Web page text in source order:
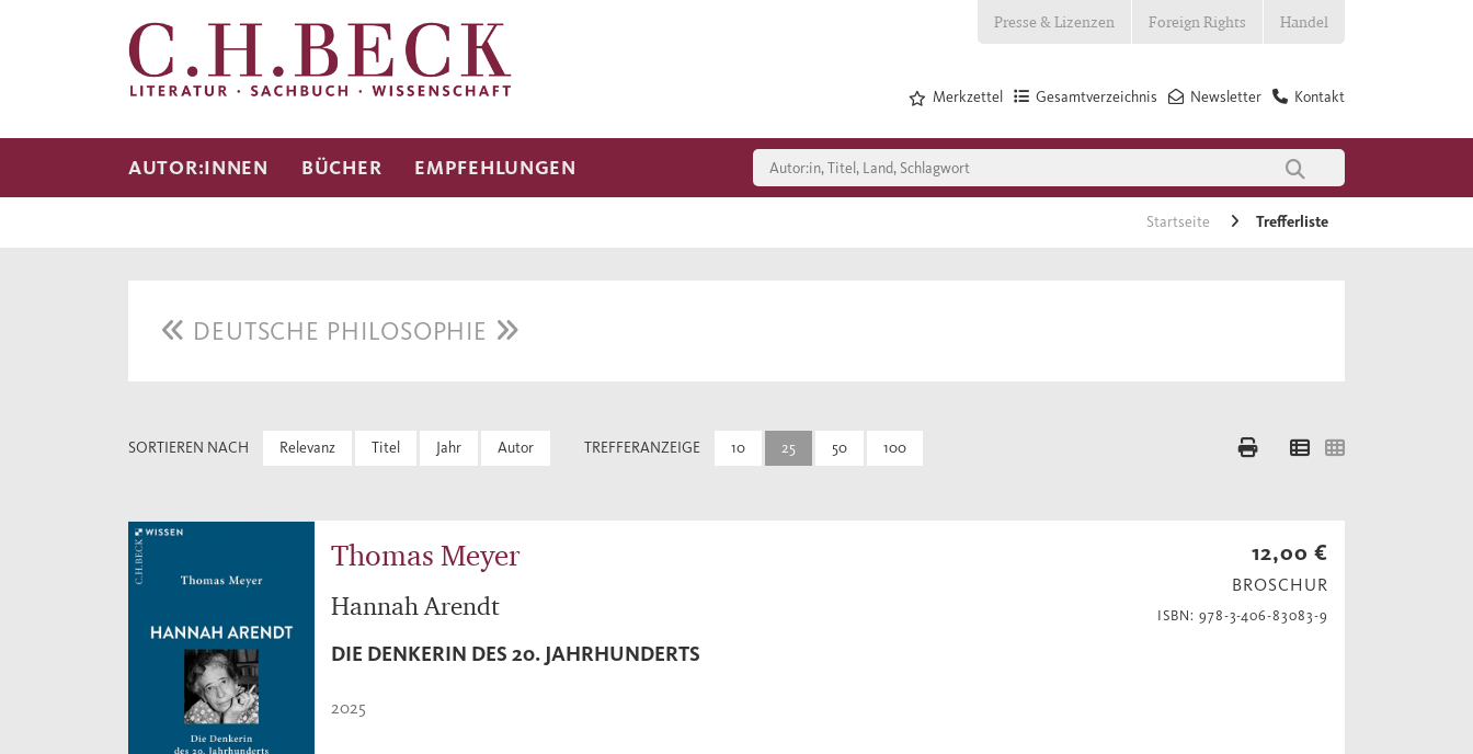
Presse & Lizenzen Foreign Rights Handel
Kontakt
Newsletter
Gesamtverzeichnis
Merkzettel
AUTOR:INNEN BÜCHER EMPFEHLUNGEN
Startseite Trefferliste
DEUTSCHE PHILOSOPHIE
SORTIEREN NACH Relevanz Titel Jahr Autor TREFFERANZEIGE 10 25 50 100
Thomas Meyer
Hannah Arendt
DIE DENKERIN DES 20. JAHRHUNDERTS
2025
12,00 €
BROSCHUR
ISBN: 978-3-406-83083-9